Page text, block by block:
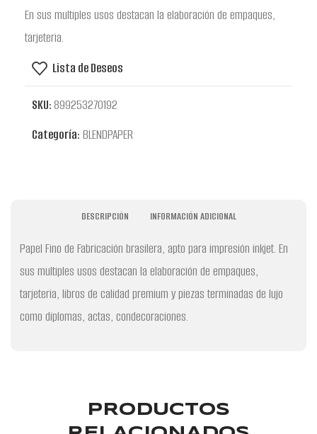
En sus multiples usos destacan la elaboración de empaques,
tarjeteria.
Lista de Deseos
SKU:899253270192
Categoría: BLENDPAPER
DESCRIPCIÓN INFORMACIÓN ADICIONAL
Papel Fino de Fabricación brasilera, apto para impresión inkjet. En
sus multiples usos destacan la elaboración de empaques,
tarjeteria, libros de calidad premium y piezas terminadas de lujo
como diplomas, actas, condecoraciones.
PRODUCTOS